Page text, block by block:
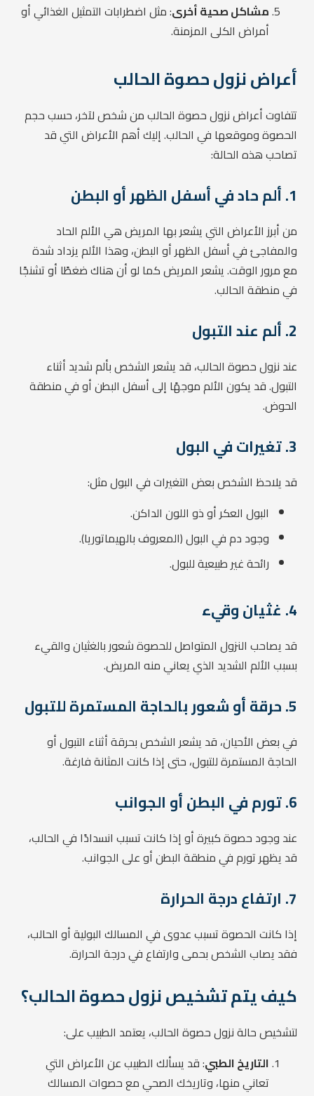
مشاكل صحية أخرى: مثل اضطرابات التمثيل الغذائي أو
أمراض الكلى المزمنة.
أعراض نزول حصوة الحالب
تتفاوت أعراض نزول حصوة الحالب من شخص لآخر، حسب حجم
الحصوة وموقعها في الحالب. إليك أهم الأعراض التي قد
تصاحب هذه الحالة:
1. ألم حاد في أسفل الظهر أو البطن
من أبرز الأعراض التي يشعر بها المريض هي الألم الحاد
والمفاجئ في أسفل الظهر أو البطن، وهذا الألم يزداد شدة
مع مرور الوقت. يشعر المريض كما لو أن هناك ضغطًا أو تشنجًا
في منطقة الحالب.
2. ألم عند التبول
عند نزول حصوة الحالب، قد يشعر الشخص بألم شديد أثناء
التبول. قد يكون الألم موجهًا إلى أسفل البطن أو في منطقة
الحوض.
3. تغيرات في البول
قد يلاحظ الشخص بعض التغيرات في البول مثل:
البول العكر أو ذو اللون الداكن.
وجود دم في البول (المعروف بالهيماتوريا).
رائحة غير طبيعية للبول.
4. غثيان وقيء
قد يصاحب النزول المتواصل للحصوة شعور بالغثيان والقيء
بسبب الألم الشديد الذي يعاني منه المريض.
5. حرقة أو شعور بالحاجة المستمرة للتبول
في بعض الأحيان، قد يشعر الشخص بحرقة أثناء التبول أو
الحاجة المستمرة للتبول، حتى إذا كانت المثانة فارغة.
6. تورم في البطن أو الجوانب
عند وجود حصوة كبيرة أو إذا كانت تسبب انسدادًا في الحالب،
قد يظهر تورم في منطقة البطن أو على الجوانب.
7. ارتفاع درجة الحرارة
إذا كانت الحصوة تسبب عدوى في المسالك البولية أو الحالب،
فقد يصاب الشخص بحمى وارتفاع في درجة الحرارة.
كيف يتم تشخيص نزول حصوة الحالب؟
لتشخيص حالة نزول حصوة الحالب، يعتمد الطبيب على:
التاريخ الطبي: قد يسألك الطبيب عن الأعراض التي
تعاني منها، وتاريخك الصحي مع حصوات المسالك